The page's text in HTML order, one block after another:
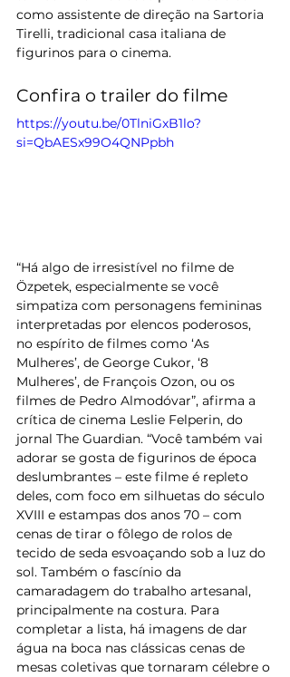
como assistente de direção na Sartoria
Tirelli, tradicional casa italiana de
figurinos para o cinema.
Confira o trailer do filme
https://youtu.be/0TlniGxB1lo?
si=QbAESx99O4QNPpbh
“Há algo de irresistível no filme de
Özpetek, especialmente se você
simpatiza com personagens femininas
interpretadas por elencos poderosos,
no espírito de filmes como ‘As
Mulheres’, de George Cukor, ‘8
Mulheres’, de François Ozon, ou os
filmes de Pedro Almodóvar”, afirma a
crítica de cinema Leslie Felperin, do
jornal The Guardian. “Você também vai
adorar se gosta de figurinos de época
deslumbrantes – este filme é repleto
deles, com foco em silhuetas do século
XVIII e estampas dos anos 70 – com
cenas de tirar o fôlego de rolos de
tecido de seda esvoaçando sob a luz do
sol. Também o fascínio da
camaradagem do trabalho artesanal,
principalmente na costura. Para
completar a lista, há imagens de dar
água na boca nas clássicas cenas de
mesas coletivas que tornaram célebre o